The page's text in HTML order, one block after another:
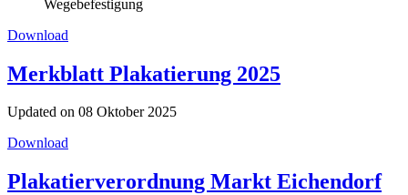
Wegebefestigung
Download
Merkblatt Plakatierung 2025
Updated on 08 Oktober 2025
Download
Plakatierverordnung Markt Eichendorf